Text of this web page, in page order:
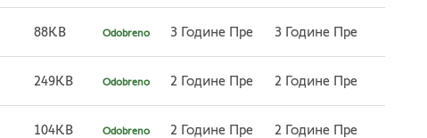
88KB Odobreno 3 Године Пре 3 Године Пре
249KB Odobreno 2 Године Пре 2 Године Пре
104KB Odobreno 2 Године Пре 2 Године Пре